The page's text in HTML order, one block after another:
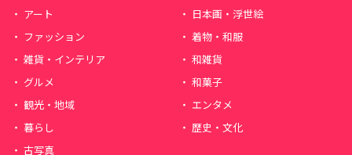
アート
日本画・浮世絵
ファッション
着物・和服
雑貨・インテリア
和雑貨
グルメ
和菓子
観光・地域
エンタメ
暮らし
歴史・文化
古写真